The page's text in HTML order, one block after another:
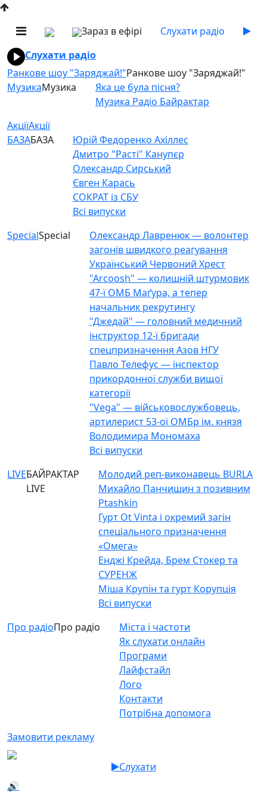
Зараз в ефірі
Слухати радіо
Слухати радіо
Ранкове шоу "Заряджай!"Ранкове шоу "Заряджай!"
МузикаМузика
Яка це була пісня?
Музика Радіо Байрактар
АкціїАкції
БАЗАБАЗА
Юрій Федоренко Ахіллес
Дмитро "Расті" Канупєр
Олександр Сирський
Євген Карась
СОКРАТ із СБУ
Всі випуски
SpecialSpecial
Олександр Лавренюк — волонтер
загонів швидкого реагування
Український Червоний Хрест
"Arcoosh" — колишній штурмовик
47-ї ОМБ Маґура, а тепер
начальник рекрутингу
"Джедай" — головний медичний
інструктор 12-ї бригади
спецпризначення Азов НГУ
Павло Телефус — інспектор
прикордонної служби вищої
категорії
"Vega" — військовослужбовець,
артилерист 53-ої ОМБр ім. князя
Володимира Мономаха
Всі випуски
LIVEБАЙРАКТАР
LIVE
Молодий реп-виконавець BURLA
Михайло Панчишин з позивним
Ptashkin
Гурт Ot Vinta і окремий загін
спеціального призначення
«Омега»
Енджі Крейда, Брем Стокер та
СУРЕНЖ
Міша Крупін та гурт Корупція
Всі випуски
Про радіоПро радіо
Міста і частоти
Як слухати онлайн
Програми
Лайфстайл
Лого
Контакти
Потрібна допомога
Замовити рекламу
Слухати
🔊